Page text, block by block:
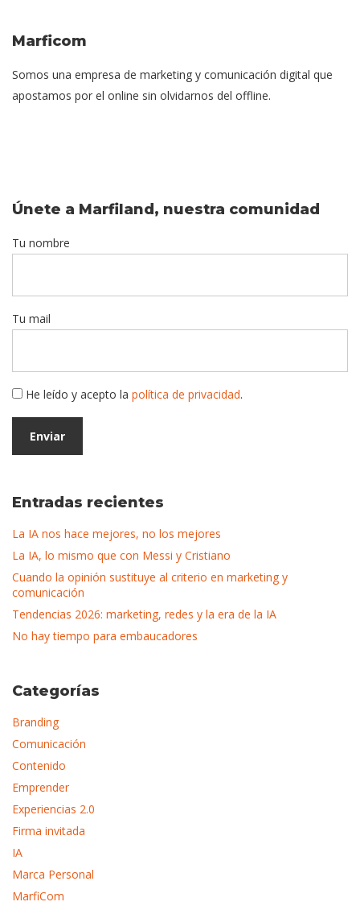
Marficom
Somos una empresa de marketing y comunicación digital que
apostamos por el online sin olvidarnos del offline.
Únete a Marfiland, nuestra comunidad
Tu nombre
Tu mail
He leído y acepto la política de privacidad.
Entradas recientes
La IA nos hace mejores, no los mejores
La IA, lo mismo que con Messi y Cristiano
Cuando la opinión sustituye al criterio en marketing y
comunicación
Tendencias 2026: marketing, redes y la era de la IA
No hay tiempo para embaucadores
Categorías
Branding
Comunicación
Contenido
Emprender
Experiencias 2.0
Firma invitada
IA
Marca Personal
MarfiCom